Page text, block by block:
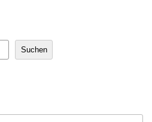
Suchen